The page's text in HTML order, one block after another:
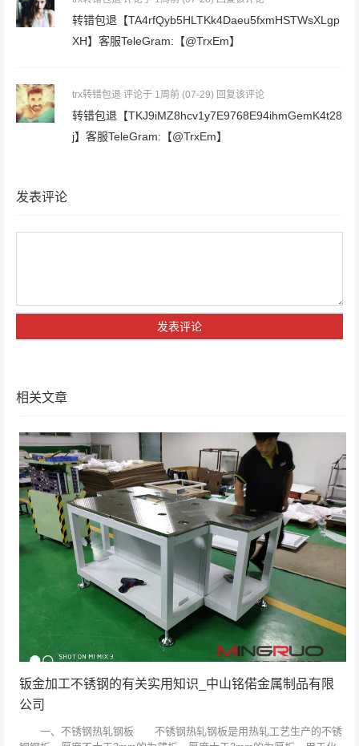
转错包退【TA4rfQyb5HLTKk4Daeu5fxmHSTWsXLgp
XH】客服TeleGram:【@TrxEm】
trx转错包退 评论于 1周前 (07-29) 回复该评论
转错包退【TKJ9iMZ8hcv1y7E9768E94ihmGemK4t28
j】客服TeleGram:【@TrxEm】
发表评论
相关文章
钣金加工不锈钢的有关实用知识_中山铭偌金属制品有限
公司
一、不锈钢热轧钢板 不锈钢热轧钢板是用热轧工艺生产的不锈